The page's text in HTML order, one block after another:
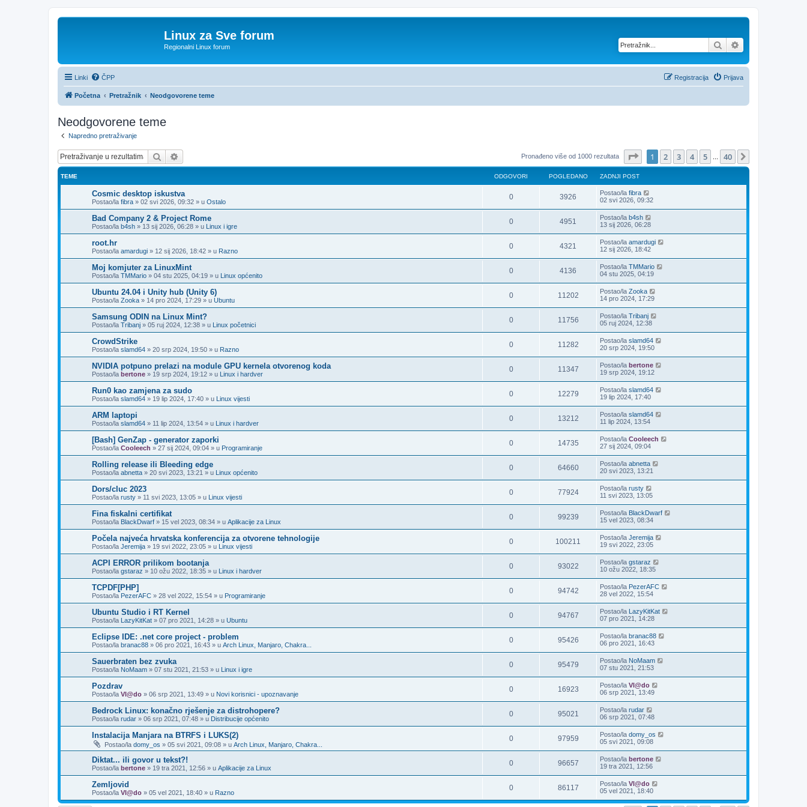
Linux za Sve forum
Regionalni Linux forum Pretražnik
Linki ČPP Prijava
Registracija
Početna Pretražnik Neodgovorene teme
Neodgovorene teme
Napredno pretraživanje
Pretražnik Pronađeno više od 1000 rezultata Stranica: 1/ .
1 2 3 4 5 40
TEME ODGOVORI POGLEDANO ZADNJI POST
Cosmic desktop iskustva
Postao/la fibra » 02 svi 2026, 09:32 » u Ostalo
0 3926 Postao/la fibra
02 svi 2026, 09:32
Bad Company 2 & Project Rome
Postao/la b4sh » 13 sij 2026, 06:28 » u Linux i igre
0 4951 Postao/la b4sh
13 sij 2026, 06:28
root.hr
Postao/la amardugi » 12 sij 2026, 18:42 » u Razno
0 4321 Postao/la amardugi
12 sij 2026, 18:42
Moj komjuter za LinuxMint
Postao/la TMMario » 04 stu 2025, 04:19 » u Linux općenito
0 4136 Postao/la TMMario
04 stu 2025, 04:19
Ubuntu 24.04 i Unity hub (Unity 6)
Postao/la Zooka » 14 pro 2024, 17:29 » u Ubuntu
0 11202 Postao/la Zooka
14 pro 2024, 17:29
Samsung ODIN na Linux Mint?
Postao/la Tribanj » 05 ruj 2024, 12:38 » u Linux početnici
0 11756 Postao/la Tribanj
05 ruj 2024, 12:38
CrowdStrike
Postao/la slamd64 » 20 srp 2024, 19:50 » u Razno
0 11282 Postao/la slamd64
20 srp 2024, 19:50
NVIDIA potpuno prelazi na module GPU kernela otvorenog koda
Postao/la bertone » 19 srp 2024, 19:12 » u Linux i hardver
0 11347 Postao/la bertone
19 srp 2024, 19:12
Run0 kao zamjena za sudo
Postao/la slamd64 » 19 lip 2024, 17:40 » u Linux vijesti
0 12279 Postao/la slamd64
19 lip 2024, 17:40
ARM laptopi
Postao/la slamd64 » 11 lip 2024, 13:54 » u Linux i hardver
0 13212 Postao/la slamd64
11 lip 2024, 13:54
[Bash] GenZap - generator zaporki
Postao/la Cooleech » 27 sij 2024, 09:04 » u Programiranje
0 14735 Postao/la Cooleech
27 sij 2024, 09:04
Rolling release ili Bleeding edge
Postao/la abnetta » 20 svi 2023, 13:21 » u Linux općenito
0 64660 Postao/la abnetta
20 svi 2023, 13:21
Dors/cluc 2023
Postao/la rusty » 11 svi 2023, 13:05 » u Linux vijesti
0 77924 Postao/la rusty
11 svi 2023, 13:05
Fina fiskalni certifikat
Postao/la BlackDwarf » 15 vel 2023, 08:34 » u Aplikacije za Linux
0 99239 Postao/la BlackDwarf
15 vel 2023, 08:34
Počela najveća hrvatska konferencija za otvorene tehnologije
Postao/la Jeremija » 19 svi 2022, 23:05 » u Linux vijesti
0 100211 Postao/la Jeremija
19 svi 2022, 23:05
ACPI ERROR prilikom bootanja
Postao/la gstaraz » 10 ožu 2022, 18:35 » u Linux i hardver
0 93022 Postao/la gstaraz
10 ožu 2022, 18:35
TCPDF[PHP]
Postao/la PezerAFC » 28 vel 2022, 15:54 » u Programiranje
0 94742 Postao/la PezerAFC
28 vel 2022, 15:54
Ubuntu Studio i RT Kernel
Postao/la LazyKitKat » 07 pro 2021, 14:28 » u Ubuntu
0 94767 Postao/la LazyKitKat
07 pro 2021, 14:28
Eclipse IDE: .net core project - problem
Postao/la branac88 » 06 pro 2021, 16:43 » u Arch Linux, Manjaro, Chakra...
0 95426 Postao/la branac88
06 pro 2021, 16:43
Sauerbraten bez zvuka
Postao/la NoMaam » 07 stu 2021, 21:53 » u Linux i igre
0 95479 Postao/la NoMaam
07 stu 2021, 21:53
Pozdrav
Postao/la Vl@do » 06 srp 2021, 13:49 » u Novi korisnici - upoznavanje
0 16923 Postao/la Vl@do
06 srp 2021, 13:49
Bedrock Linux: konačno rješenje za distrohopere?
Postao/la rudar » 06 srp 2021, 07:48 » u Distribucije općenito
0 95021 Postao/la rudar
06 srp 2021, 07:48
Instalacija Manjara na BTRFS i LUKS(2)
Postao/la domy_os » 05 svi 2021, 09:08 » u Arch Linux, Manjaro, Chakra...
0 97959 Postao/la domy_os
05 svi 2021, 09:08
Diktat... ili govor u tekst?!
Postao/la bertone » 19 tra 2021, 12:56 » u Aplikacije za Linux
0 96657 Postao/la bertone
19 tra 2021, 12:56
Zemljovid
Postao/la Vl@do » 05 vel 2021, 18:40 » u Razno
0 86117 Postao/la Vl@do
05 vel 2021, 18:40